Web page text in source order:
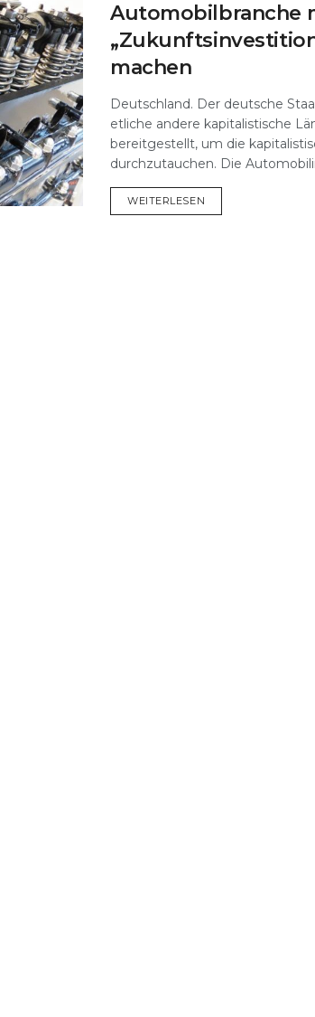
Automobilbranche
machen
Deutschland. Der deutsche
etliche andere kapitalistische
bereitgestellt, um die
durchzutauchen. Die
WEITERLESEN